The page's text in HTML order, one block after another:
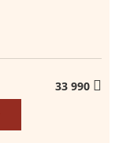
33 990